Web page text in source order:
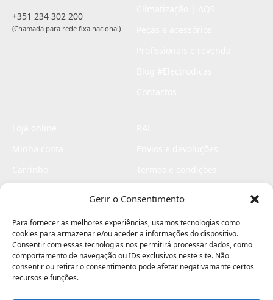
Gerir o Consentimento
Para fornecer as melhores experiências, usamos tecnologias como
cookies para armazenar e/ou aceder a informações do dispositivo.
Consentir com essas tecnologias nos permitirá processar dados, como
comportamento de navegação ou IDs exclusivos neste site. Não
consentir ou retirar o consentimento pode afetar negativamante certos
recursos e funções.
+351 234 302 200
(Chamada para rede fixa nacional)
Livro de elogios